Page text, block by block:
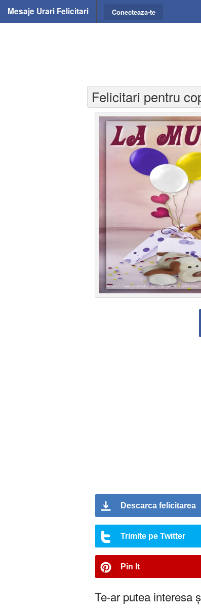
Mesaje Urari Felicitari Conecteaza-te
Felicitari pentru
Descarca felicitarea
Trimite pe Twitter
Pin It
Te-ar putea interesa